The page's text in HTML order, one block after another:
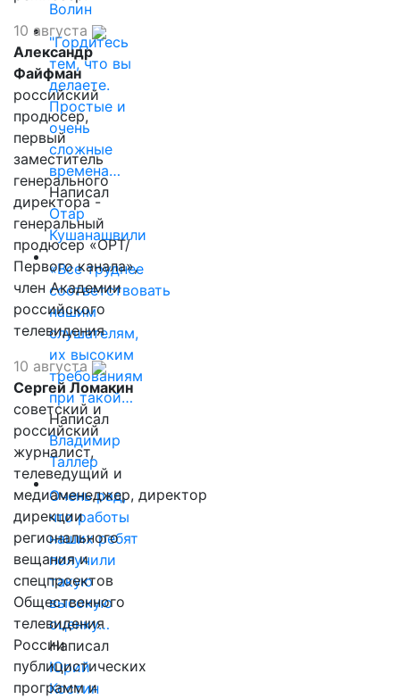
Волин
"Гордитесь
тем, что вы
делаете.
Простые и
очень
сложные
времена…
Написал
Отар
Кушанашвили
«Все труднее
соответствовать
нашим
слушателям,
их высоким
требованиям
при такой…
Написал
Владимир
Таллер
Очень рад,
что работы
наших ребят
получили
такую
высокую
оценку…
Написал
Юрий
Костин
10 августа
Александр
Файфман
российский
продюсер,
первый
заместитель
генерального
директора -
генеральный
продюсер «ОРТ/
Первого канала»,
член Академии
российского
телевидения
10 августа
Сергей Ломакин
советский и
российский
журналист,
телеведущий и
медиаменеджер, директор
дирекции
регионального
вещания и
спецпроектов
Общественного
телевидения
России
публицистических
программ и